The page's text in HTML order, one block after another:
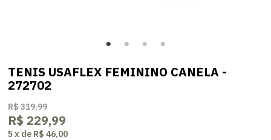
TENIS USAFLEX FEMININO CANELA -
272702
R$ 319,99
R$ 229,99
5 x de R$ 46,00